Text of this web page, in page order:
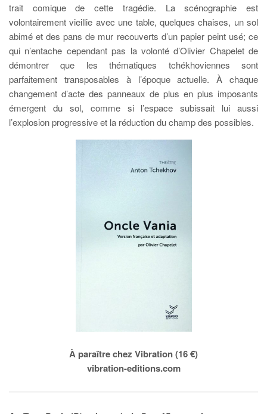
trait comique de cette tragédie. La scénographie est
volontairement vieillie avec une table, quelques chaises, un sol
abimé et des pans de mur recouverts d’un papier peint usé; ce
qui n’entache cependant pas la volonté d’Olivier Chapelet de
démontrer que les thématiques tchékhoviennes sont
parfaitement transposables à l’époque actuelle. À chaque
changement d’acte des panneaux de plus en plus imposants
émergent du sol, comme si l’espace subissait lui aussi
l’explosion progressive et la réduction du champ des possibles.
À paraître chez Vibration (16 €)
vibration-editions.com